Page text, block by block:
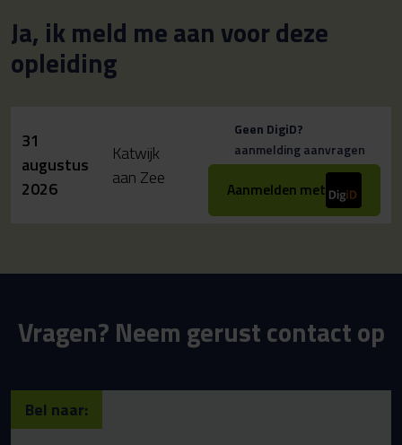
Ja, ik meld me aan voor deze
opleiding
31
augustus
2026
Katwijk
aan Zee
Geen DigiD?
aanmelding aanvragen
Aanmelden met
Vragen? Neem gerust contact op
Bel naar: